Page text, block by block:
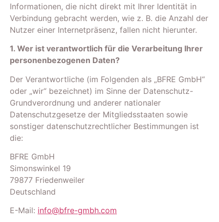
Informationen, die nicht direkt mit Ihrer Identität in
Verbindung gebracht werden, wie z. B. die Anzahl der
Nutzer einer Internetpräsenz, fallen nicht hierunter.
1. Wer ist verantwortlich für die Verarbeitung Ihrer
personenbezogenen Daten?
Der Verantwortliche (im Folgenden als „BFRE GmbH“
oder „wir“ bezeichnet) im Sinne der Datenschutz-
Grundverordnung und anderer nationaler
Datenschutzgesetze der Mitgliedsstaaten sowie
sonstiger datenschutzrechtlicher Bestimmungen ist
die:
BFRE GmbH
Simonswinkel 19
79877 Friedenweiler
Deutschland
E-Mail: info@bfre-gmbh.com